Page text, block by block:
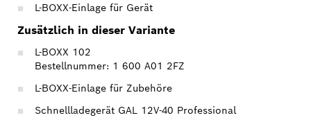
L-BOXX-Einlage für Gerät
Zusätzlich in dieser Variante
L-BOXX 102
Bestellnummer: 1 600 A01 2FZ
L-BOXX-Einlage für Zubehöre
Schnellladegerät GAL 12V-40 Professional